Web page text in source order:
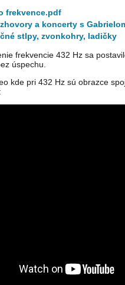
frekvence.pdf
a koncerty s
stlpy, zvonkohry, ladičky
frekvencie 432 Hz sa
úspechu.
kde pri 432 Hz sú obrazce